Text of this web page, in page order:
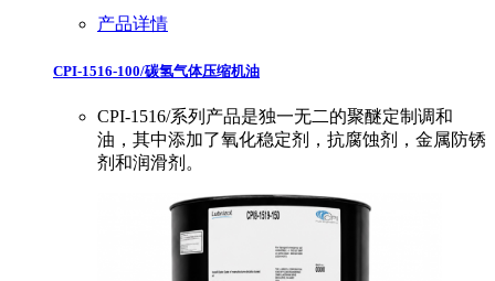
产品详情
CPI-1516-100/碳氢气体压缩机油
CPI-1516/系列产品是独一无二的聚醚定制调和
油，其中添加了氧化稳定剂，抗腐蚀剂，金属防锈
剂和润滑剂。